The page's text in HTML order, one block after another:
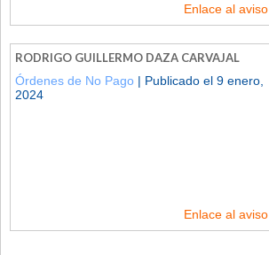
Enlace al aviso
RODRIGO GUILLERMO DAZA CARVAJAL
Órdenes de No Pago | Publicado el 9 enero,
2024
Enlace al aviso